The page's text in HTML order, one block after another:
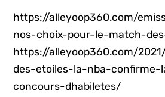
https://alleyoop360.com/
nos-choix-pour-le-match-
https://alleyoop360.com/
des-etoiles-la-nba-confirme-
concours-dhabiletes/